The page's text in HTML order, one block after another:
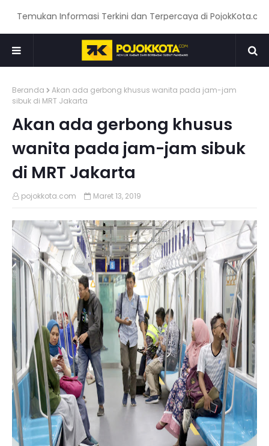
Informasi Terkini dan Terpercaya di PojokKota.com:
Beranda
Akan ada gerbong khusus wanita pada jam-jam
sibuk di MRT Jakarta
Akan ada gerbong khusus
wanita pada jam-jam sibuk
di MRT Jakarta
pojokkota.com Maret 13, 2019